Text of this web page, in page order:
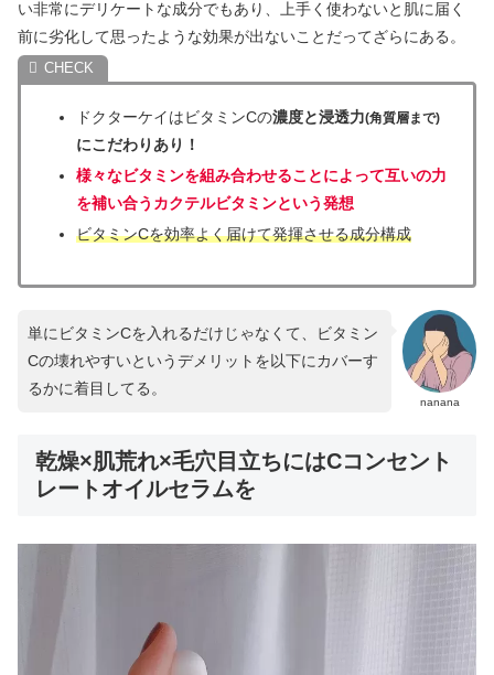
い非常にデリケートな成分でもあり、上手く使わないと肌に届く
前に劣化して思ったような効果が出ないことだってざらにある。
ドクターケイはビタミンCの濃度と浸透力(角質層まで)
にこだわりあり！
様々なビタミンを組み合わせることによって互いの力
を補い合うカクテルビタミンという発想
ビタミンCを効率よく届けて発揮させる成分構成
nanana
単にビタミンCを入れるだけじゃなくて、ビタミン
Cの壊れやすいというデメリットを以下にカバーす
るかに着目してる。
乾燥×肌荒れ×毛穴目立ちにはCコンセント
レートオイルセラムを